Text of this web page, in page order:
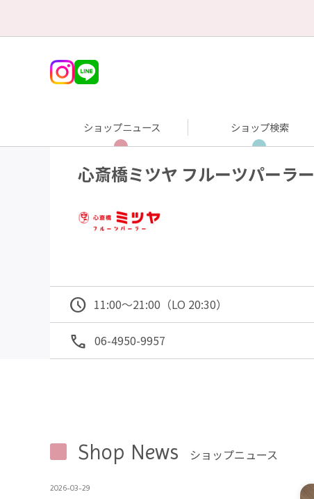
ショップニュース ショップ検索
心斎橋ミツヤ フルーツパーラー
11:00～21:00（LO 20:30）
06-4950-9957
Shop News ショップニュース
2026-03-29